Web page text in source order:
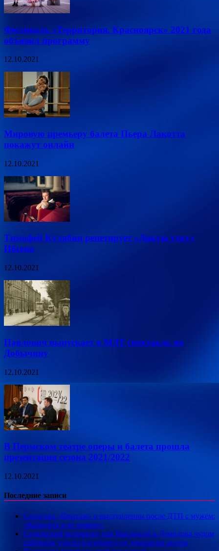
Фестиваль «Территория. Красноярск» 2021 года
объявил программу
12.10.2021
Мировую премьеру балета Пьера Лакотта
покажут онлайн
12.10.2021
Тимофей Кулябин репетирует «Дикую утку»
Ибсена
12.10.2021
Павлович выпускает в МДТ спектакль по
Добычину
12.10.2021
В Пермском театре оперы и балета прошла
презентация сезона 2021/2022
12.10.2021
Последние записи
Солистка «Винтаж» о выступлении после ДТП с мужем:
«Концерта я не помню»
Садальский вспомнил, как Высоцкий и Демидова чудом
избежали участи погибшего от декорации актера